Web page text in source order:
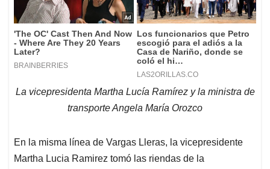
La vicepresidenta Martha Lucía Ramírez y la ministra de
transporte Angela María Orozco
En la misma línea de Vargas Lleras, la vicepresidente
Martha Lucia Ramirez tomó las riendas de la